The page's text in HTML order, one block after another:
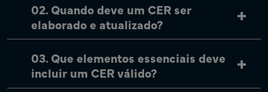
02. Quando deve um CER ser
elaborado e atualizado?
03. Que elementos essenciais deve
incluir um CER válido?